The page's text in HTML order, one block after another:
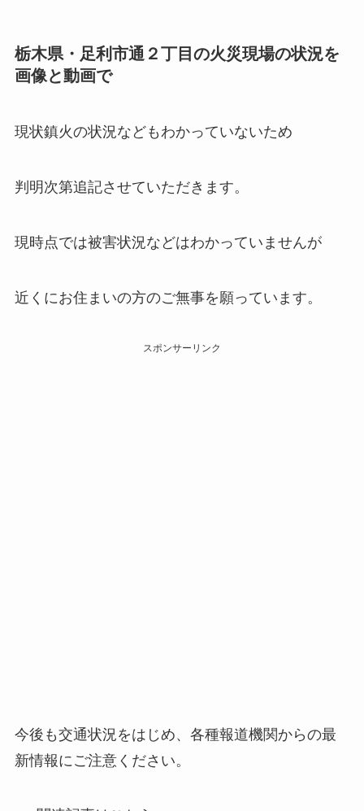
栃木県・足利市通２丁目の火災現場の状況を
画像と動画で
現状鎮火の状況などもわかっていないため
判明次第追記させていただきます。
現時点では被害状況などはわかっていませんが
近くにお住まいの方のご無事を願っています。
スポンサーリンク
今後も交通状況をはじめ、各種報道機関からの最
新情報にご注意ください。